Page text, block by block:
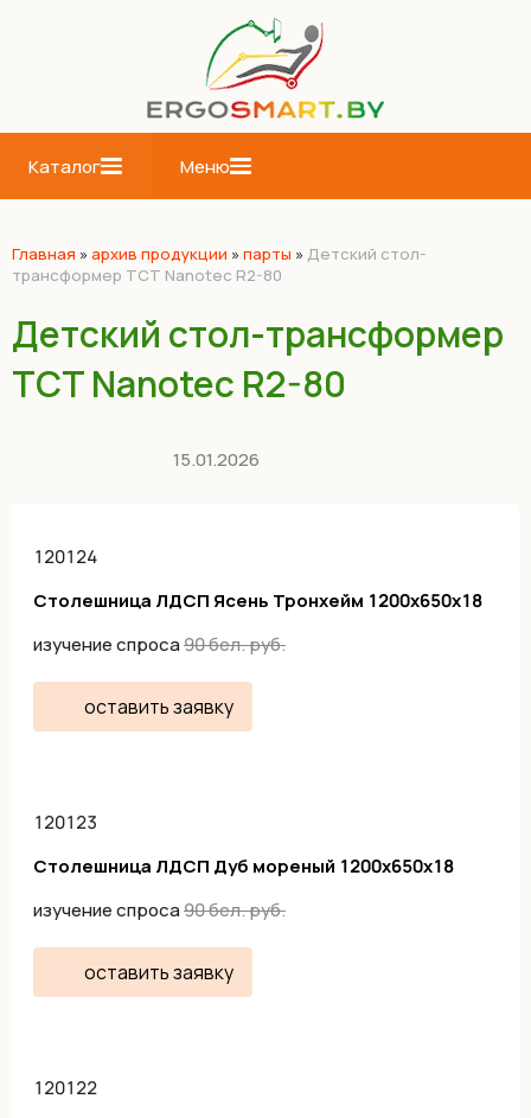
Каталог Меню
Главная » архив продукции » парты » Детский стол-
трансформер TCT Nanotec R2-80
Детский стол-трансформер
TCT Nanotec R2-80
15.01.2026
120124
Столешница ЛДСП Ясень Тронхейм 1200х650х18
изучение спроса90бел. руб.
оставить заявку
120123
Столешница ЛДСП Дуб мореный 1200х650х18
изучение спроса90бел. руб.
оставить заявку
120122